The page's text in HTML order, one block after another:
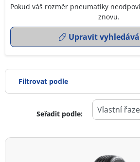
Pokud váš rozměr pneumatiky
znovu.
Upravit
Filtrovat podle
Seřadit podle: